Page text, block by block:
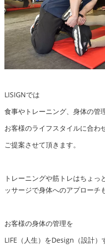
LISIGNでは
食事やトレーニング、身体の管
お客様のライフスタイルに合わ
ご提案させて頂きます。
トレーニングや筋トレはちょ
ッサージで身体へのアプローチ
お客様の身体の管理を
LIFE（人生）をDesign（設計）